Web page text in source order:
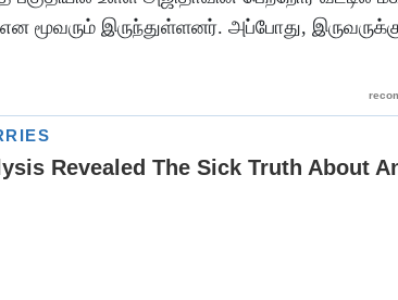
மூவரும் இருந்துள்ளனர். அப்போது,